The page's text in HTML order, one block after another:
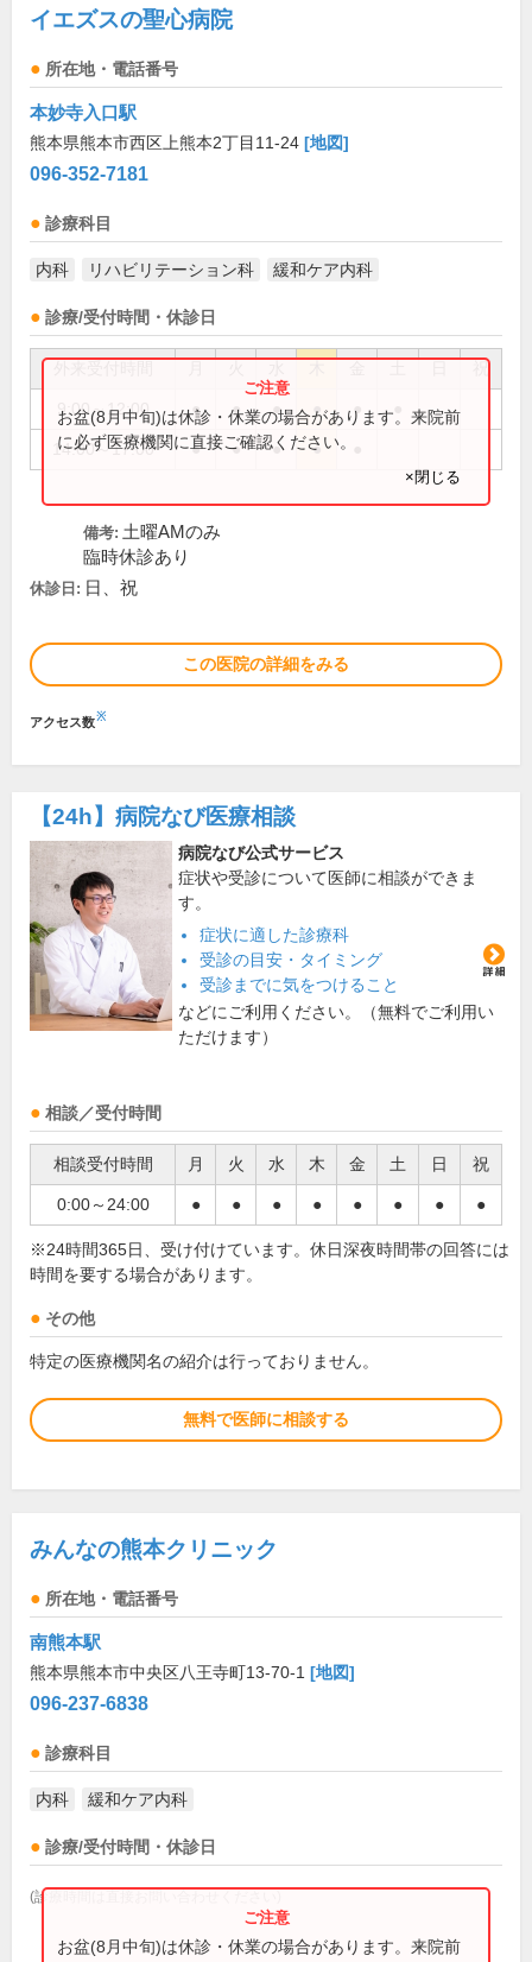
イエズスの聖心病院
所在地・電話番号
本妙寺入口駅
熊本県熊本市西区上熊本2丁目11-24 [地図]
096-352-7181
診療科目
内科 リハビリテーション科 緩和ケア内科
診療/受付時間・休診日
祝
9:00～12:00 ● ● ● ● ●
14:00～17:00 ● ● ● ●
お盆(8月中旬)は休診・休業の場合があります。来院前
に必ず医療機関に直接ご確認ください。
×閉じる
備考: 土曜AMのみ
臨時休診あり
休診日: 日、祝
この医院の詳細をみる
アクセス数※
【24h】 病院なび医療相談
病院なび公式サービス
症状や受診について医師に相談ができま
す。
症状に適した診療科
受診の目安・タイミング
受診までに気をつけること
などにご利用ください。（無料でご利用い
ただけます）
相談／受付時間
相談受付時間 月 火 水 木 金 土 日 祝
0:00～24:00 ● ● ● ● ● ● ● ●
※24時間365日、受け付けています。休日深夜時間帯の回答には
時間を要する場合があります。
その他
特定の医療機関名の紹介は行っておりません。
無料で医師に相談する
みんなの熊本クリニック
所在地・電話番号
南熊本駅
熊本県熊本市中央区八王寺町13-70-1 [地図]
096-237-6838
診療科目
内科 緩和ケア内科
診療/受付時間・休診日
(診療時間は直接お問い合わせください)
お盆(8月中旬)は休診・休業の場合があります。来院前